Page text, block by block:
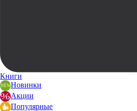
Книги
Новинки
Акции
Популярные